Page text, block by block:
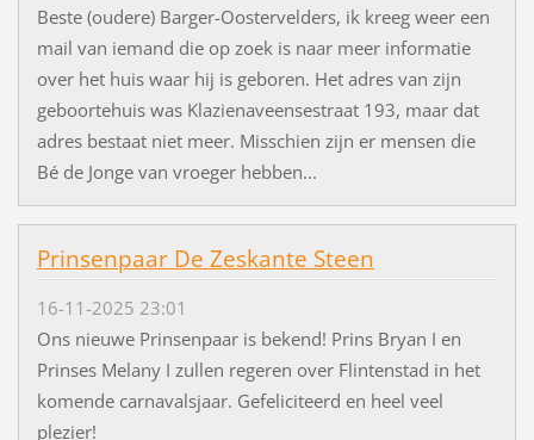
Beste (oudere) Barger-Oostervelders, ik kreeg weer een
mail van iemand die op zoek is naar meer informatie
over het huis waar hij is geboren. Het adres van zijn
geboortehuis was Klazienaveensestraat 193, maar dat
adres bestaat niet meer. Misschien zijn er mensen die
Bé de Jonge van vroeger hebben...
Prinsenpaar De Zeskante Steen
16-11-2025 23:01
Ons nieuwe Prinsenpaar is bekend! Prins Bryan I en
Prinses Melany I zullen regeren over Flintenstad in het
komende carnavalsjaar. Gefeliciteerd en heel veel
plezier!